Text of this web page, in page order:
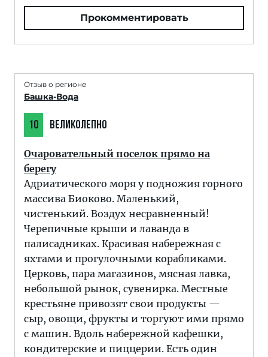
Прокомментировать
Отзыв о регионе
Башка-Вода
10 ВЕЛИКОЛЕПНО
Очаровательный поселок прямо на
берегу
Адриатического моря у подножия горного
массива Биоково. Маленький,
чистенький. Воздух несравненный!
Черепичные крыши и лаванда в
палисадниках. Красивая набережная с
яхтами и прогулочными корабликами.
Церковь, пара магазинов, мясная лавка,
небольшой рынок, сувенирка. Местные
крестьяне привозят свои продукты —
сыр, овощи, фрукты и торгуют ими прямо
с машин. Вдоль набережной кафешки,
кондитерские и пиццерии. Есть один